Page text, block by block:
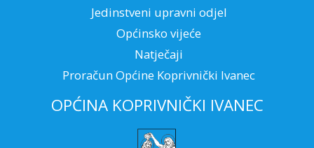
Jedinstveni upravni odjel
Općinsko vijeće
Natječaji
Proračun Općine Koprivnički Ivanec
OPĆINA KOPRIVNIČKI IVANEC